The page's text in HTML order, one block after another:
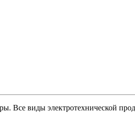
Все виды электротехнической